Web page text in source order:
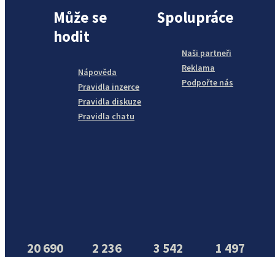
Může se
hodit
Nápověda
Pravidla inzerce
Pravidla diskuze
Pravidla chatu
Spolupráce
Naši partneři
Reklama
Podpořte nás
20 690 2 236 3 542 1 497